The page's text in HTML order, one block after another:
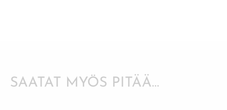
SAATAT MYÖS PITÄÄ...